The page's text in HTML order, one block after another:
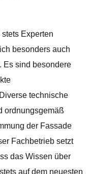
Experten
besonders auch
Es sind besondere
technische
ordnungsgemäß
der Fassade
Fachbetrieb setzt
das Wissen über
auf dem neuesten